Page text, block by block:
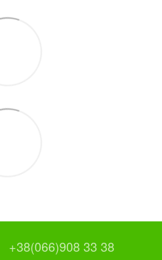
+38(066)908 33 38